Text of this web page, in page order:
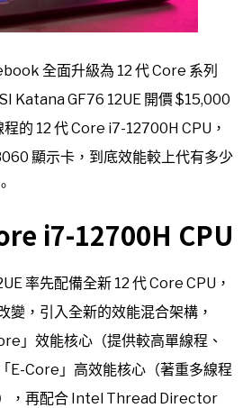
全面升級為 12 代 Core 系列
Katana GF76 12UE 開價 $15,000
的 12 代 Core i7-12700H CPU，
顯示卡，到底效能較上代有多少
i7-12700H CPU
率先配備全新 12 代 Core CPU，
變，引入全新的效能混合架構，
」效能核心（提供較高單線程、
E-Core」高效能核心（著重多線程
，再配合 Intel Thread Director